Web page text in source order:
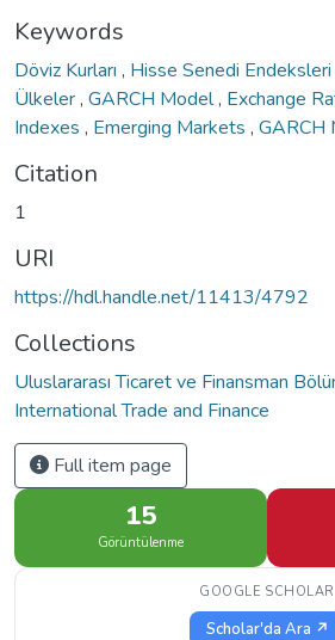
Keywords
Döviz Kurları , Hisse Senedi Endeksleri
Ülkeler, GARCH Model, Exchange
Indexes , Emerging Markets , GARCH
Citation
1
URI
https://hdl.handle.net/11413/4792
Collections
Uluslararası Ticaret ve Finansman
International Trade and Finance
Full item page
15
Görüntülenme
GOOGLE SCHOLAR
Scholar'da Ara ↗